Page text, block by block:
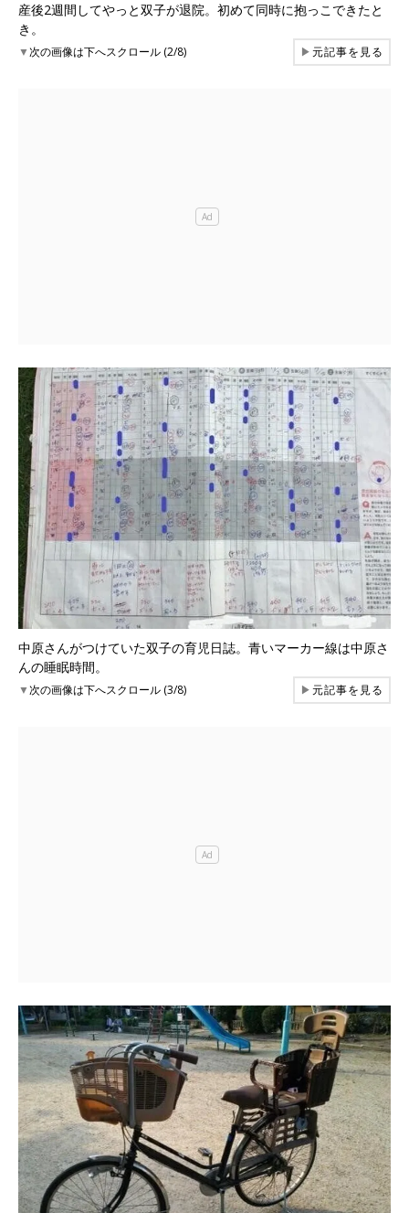
産後2週間してやっと双子が退院。初めて同時に抱っこできたと
き。
▼次の画像は下へスクロール (2/8) ▶元記事を見る
中原さんがつけていた双子の育児日誌。青いマーカー線は中原さ
んの睡眠時間。
▼次の画像は下へスクロール (3/8) ▶元記事を見る